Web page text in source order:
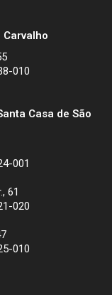
010
Casa de São
001
61
020
010